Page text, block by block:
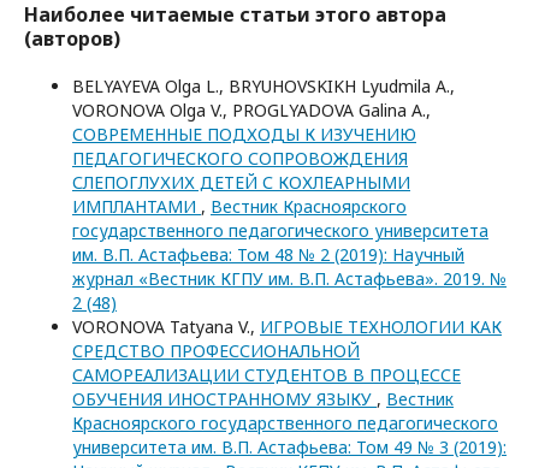
Наиболее читаемые статьи этого автора
(авторов)
BELYAYEVA Olga L., BRYUHOVSKIKH Lyudmila A.,
VORONOVA Olga V., PROGLYADOVA Galina A.,
СОВРЕМЕННЫЕ ПОДХОДЫ К ИЗУЧЕНИЮ
ПЕДАГОГИЧЕСКОГО СОПРОВОЖДЕНИЯ
СЛЕПОГЛУХИХ ДЕТЕЙ С КОХЛЕАРНЫМИ
ИМПЛАНТАМИ , Вестник Красноярского
государственного педагогического университета
им. В.П. Астафьева: Том 48 № 2 (2019): Научный
журнал «Вестник КГПУ им. В.П. Астафьева». 2019. №
2 (48)
VORONOVA Tatyana V., ИГРОВЫЕ ТЕХНОЛОГИИ КАК
СРЕДСТВО ПРОФЕССИОНАЛЬНОЙ
САМОРЕАЛИЗАЦИИ СТУДЕНТОВ В ПРОЦЕССЕ
ОБУЧЕНИЯ ИНОСТРАННОМУ ЯЗЫКУ , Вестник
Красноярского государственного педагогического
университета им. В.П. Астафьева: Том 49 № 3 (2019):